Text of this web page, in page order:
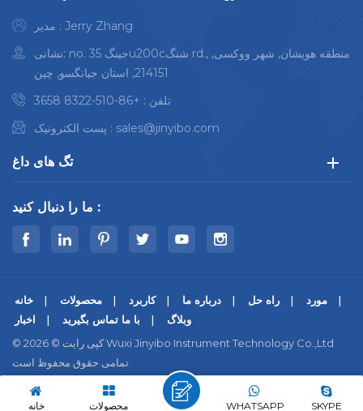
مدیر : Jerry Zhang
نشانی: no. 35 جینگu200cشنگ rd., منطقه هویشان, شهر ووکسی,
214151, استان جیانگسو, چین
تلفن : +86-510-8322 3658
پست الکترونیک : sales@jinyibo.com
تگ های داغ
ما را دنبال کنید :
خانه محصولات کاربرد درباره ما راه حل
مورد
اخبار
با ما تماس بگیرید
وبلاگ
© کپی رایت © 2026 Wuxi Jinyibo Instrument Technology Co.,Ltd
تمامی حقوق محفوظ است.
| سیاست حفظ حریم خصوصی
IPv6 پشتیبانی از شبکه
苏ICP备18046951号-1 خانه محصولات SKYPE
WHATSAPP